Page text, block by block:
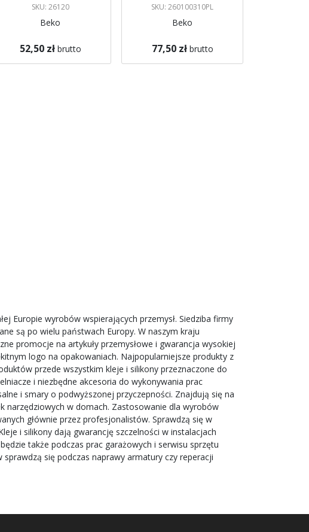
SKU: 26120
Beko
52,50 zł brutto
w magazynie
SKU: 260100310PL
Beko
77,50 zł brutto
Brak w magazynie
Europie wyrobów wspierających przemysł. Siedziba firmy
są po wielu państwach Europy. W naszym kraju
promocje na artykuły przemysłowe i gwarancja wysokiej
logo na opakowaniach. Najpopularniejsze produkty z
przede wszystkim kleje i silikony przeznaczone do
i niezbędne akcesoria do wykonywania prac
i smary o podwyższonej przyczepności. Znajdują się na
narzędziowych w domach. Zastosowanie dla wyrobów
głównie przez profesjonalistów. Sprawdzą się w
i silikony dają gwarancję szczelności w instalacjach
także podczas prac garażowych i serwisu sprzętu
się podczas naprawy armatury czy reperacji